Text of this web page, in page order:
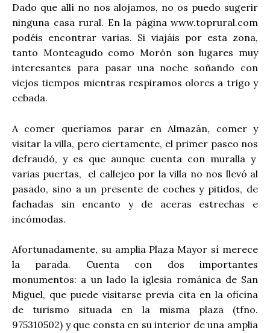
Dado que allí no nos alojamos, no os puedo sugerir
ninguna casa rural. En la página www.toprural.com
podéis encontrar varias. Si viajáis por esta zona,
tanto Monteagudo como Morón son lugares muy
interesantes para pasar una noche soñando con
viejos tiempos mientras respiramos olores a trigo y
cebada.
A comer queríamos parar en Almazán, comer y
visitar la villa, pero ciertamente, el primer paseo nos
defraudó, y es que aunque cuenta con muralla y
varias puertas, el callejeo por la villa no nos llevó al
pasado, sino a un presente de coches y pitidos, de
fachadas sin encanto y de aceras estrechas e
incómodas.
Afortunadamente, su amplia Plaza Mayor sí merece
la parada. Cuenta con dos importantes
monumentos: a un lado la iglesia románica de San
Miguel, que puede visitarse previa cita en la oficina
de turismo situada en la misma plaza (tfno.
975310502) y que consta en su interior de una amplia